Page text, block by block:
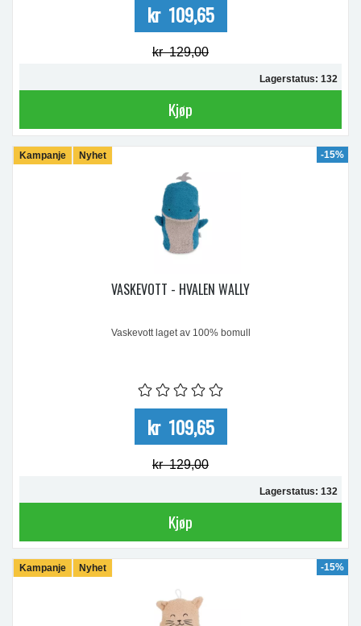
kr 109,65
kr 129,00
Lagerstatus: 132
Kjøp
Kampanje Nyhet -15%
VASKEVOTT - HVALEN WALLY
Vaskevott laget av 100% bomull
kr 109,65
kr 129,00
Lagerstatus: 132
Kjøp
Kampanje Nyhet -15%